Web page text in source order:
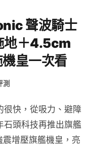
聲波騎士
地＋4.5cm
皇一次看
測
很快，從吸力、避障
石頭科技再推出旗艦
增壓旗艦機皇，亮